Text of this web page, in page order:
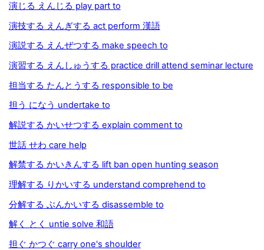
演じる えんじる play part to
演技する えんぎする act perform 漢語
演説する えんぜつする make speech to
演習する えんしゅうする practice drill attend seminar lecture
担当する たんとうする responsible to be
担う になう undertake to
解説する かいせつする explain comment to
世話 せわ care help
解禁する かいきんする lift ban open hunting season
理解する りかいする understand comprehend to
分解する ぶんかいする disassemble to
解く とく untie solve 和語
担ぐ かつぐ carry one's shoulder